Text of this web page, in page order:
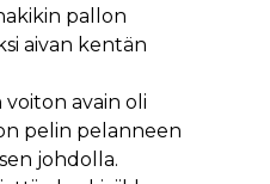
pallon
aivan kentän
voiton avain oli
pelin pelanneen
johdolla.